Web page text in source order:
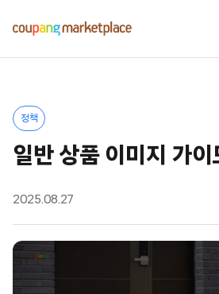
정책
일반 상품 이미지 가이
2025.08.27